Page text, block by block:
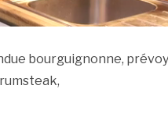
bourguignonne,